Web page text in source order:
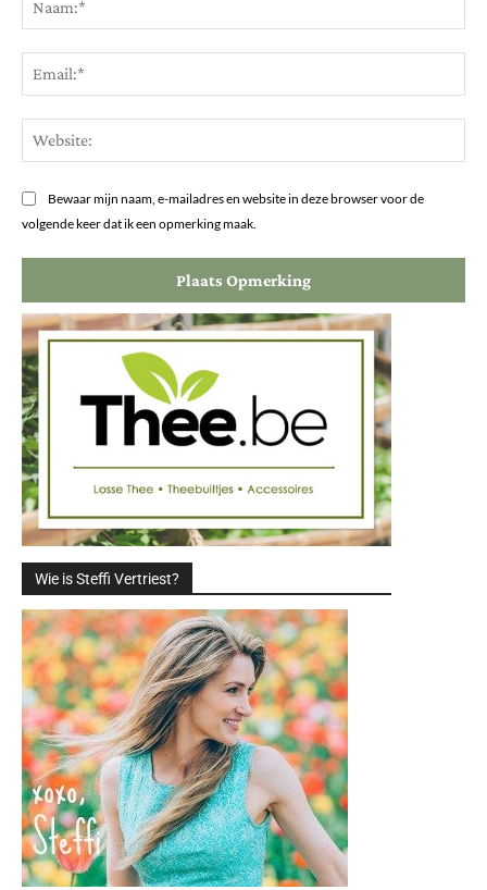
Bewaar mijn naam, e-mailadres en website in deze browser voor de
volgende keer dat ik een opmerking maak.
Wie is Steffi Vertriest?